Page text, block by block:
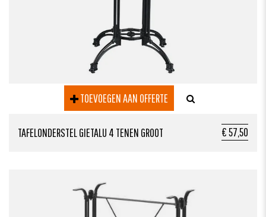
TOEVOEGEN AAN OFFERTE
€ 57,50
TAFELONDERSTEL GIETALU 4 TENEN GROOT